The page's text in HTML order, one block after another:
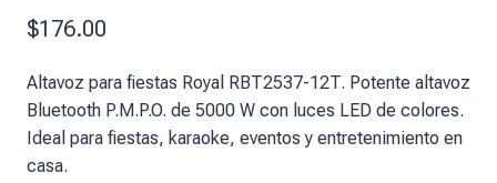
$176.00
Altavoz para fiestas Royal RBT2537-12T. Potente altavoz
Bluetooth P.M.P.O. de 5000 W con luces LED de colores.
Ideal para fiestas, karaoke, eventos y entretenimiento en
casa.